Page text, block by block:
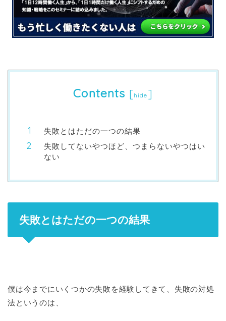
Contents [hide ]
失敗とはただの一つの結果
失敗してないやつほど、つまらないやつはい
ない
失敗とはただの一つの結果
僕は今までにいくつかの失敗を経験してきて、失敗の対処
法というのは、